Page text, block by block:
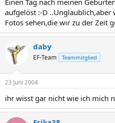
aufgelöst :-D ..Unglaublich,aber
Fotos sehen,die wir zu der Zeit
daby
EF-Team Teammitglied
23 Juni 2004
ihr wisst gar nicht wie ich mich